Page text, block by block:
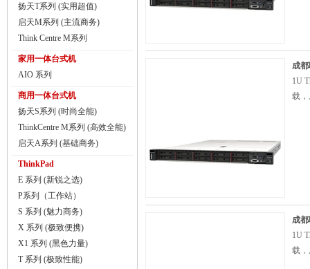
扬天T系列 (实用超值)
启天M系列 (主流商务)
Think Centre M系列
家用一体台式机
AIO 系列
商用一体台式机
扬天S系列 (时尚全能)
ThinkCentre M系列 (高效全能)
启天A系列 (基础商务)
ThinkPad
E 系列 (新锐之选)
P系列（工作站）
S 系列 (魅力商务)
X 系列 (极致便携)
X1 系列 (黑色力量)
T 系列 (极致性能)
成
1U
载
成
1U
载